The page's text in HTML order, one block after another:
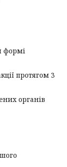
формі
протягом 3
органів